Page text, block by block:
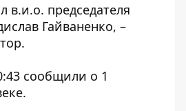
в.и.о. председателя
Гайваненко, –
сообщили о 1